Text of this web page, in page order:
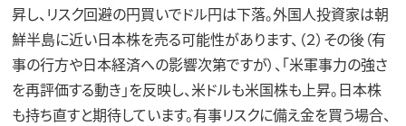
昇し、リスク回避の円買いでドル円は下落。外国人投資家は朝
鮮半島に近い日本株を売る可能性があります、（２）その後（有
事の行方や日本経済への影響次第ですが）、「米軍事力の強さ
を再評価する動き」を反映し、米ドルも米国株も上昇。日本株
も持ち直すと期待しています。有事リスクに備え金を買う場合、